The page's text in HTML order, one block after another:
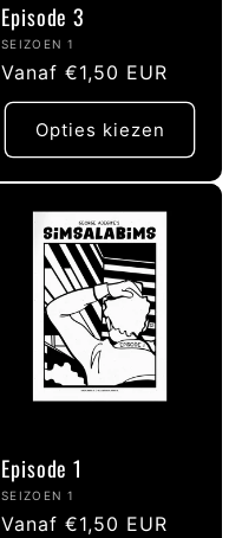
Episode 3
Verkoper:
SEIZOEN 1
Normale
prijs
Vanaf €1,50 EUR
Opties kiezen
Episode 1
Verkoper:
SEIZOEN 1
Normale
Vanaf €1,50 EUR